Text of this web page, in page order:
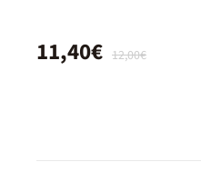
12,00€
11,40€